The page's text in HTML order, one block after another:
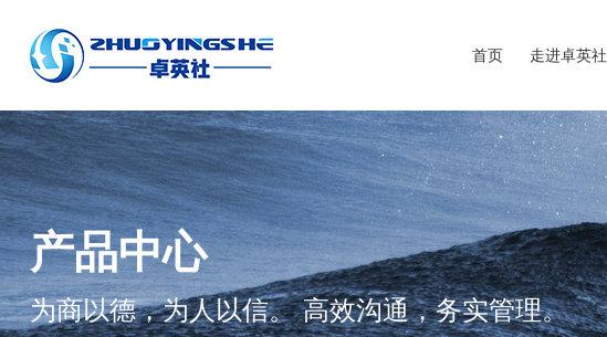
首页 走进卓英社
产品中心
为商以德，为人以信。 高效沟通，务实管理。